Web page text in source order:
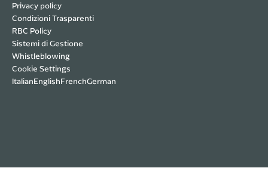
Privacy policy
Condizioni Trasparenti
RBC Policy
Sistemi di Gestione
Whistleblowing
Cookie Settings
ItalianEnglishFrenchGerman